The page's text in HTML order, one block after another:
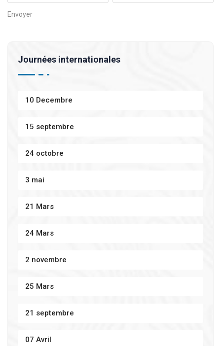
Journées internationales
10 Decembre
15 septembre
24 octobre
3 mai
21 Mars
24 Mars
2 novembre
25 Mars
21 septembre
07 Avril